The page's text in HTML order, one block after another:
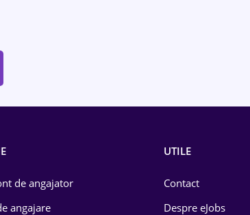
de angajator
angajare
UTILE
Contact
Despre eJobs